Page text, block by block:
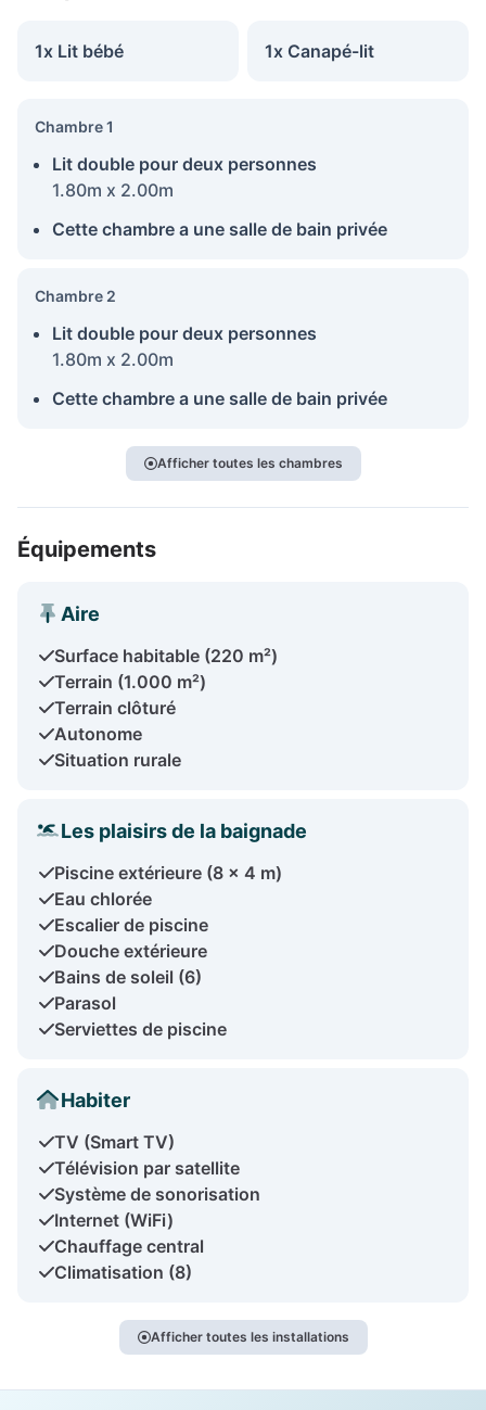
1x Lit bébé 1x Canapé-lit
Chambre 1
Lit double pour deux personnes
1.80m x 2.00m
Cette chambre a une salle de bain privée
Chambre 2
Lit double pour deux personnes
1.80m x 2.00m
Cette chambre a une salle de bain privée
Afficher toutes les chambres
Équipements
Aire
Surface habitable (220 m²)
Terrain (1.000 m²)
Terrain clôturé
Autonome
Situation rurale
Les plaisirs de la baignade
Piscine extérieure (8 x 4 m)
Eau chlorée
Escalier de piscine
Douche extérieure
Bains de soleil (6)
Parasol
Serviettes de piscine
Habiter
TV (Smart TV)
Télévision par satellite
Système de sonorisation
Internet (WiFi)
Chauffage central
Climatisation (8)
Afficher toutes les installations